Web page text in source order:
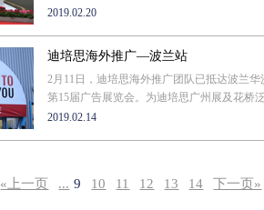
2019.02.20
迪培思海外推广—波兰站
2月11日，迪培思海外推广团队已抵达波兰
第15届广告展览会。为迪培思广州展及花桥
2019.02.14
«上一页 ... 9 10 11 12 13 14 下一页»